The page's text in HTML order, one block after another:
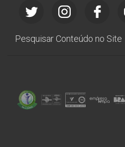
Pesquisar Conteúdo no Site